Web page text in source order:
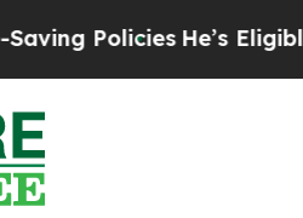
He’s Eligible for